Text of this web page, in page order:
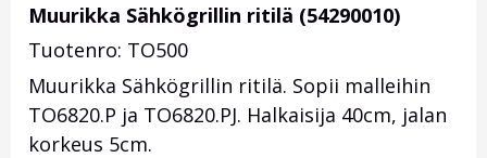
Muurikka Sähkögrillin ritilä (54290010)
Tuotenro: TO500
Muurikka Sähkögrillin ritilä. Sopii malleihin
TO6820.P ja TO6820.PJ. Halkaisija 40cm, jalan
korkeus 5cm.